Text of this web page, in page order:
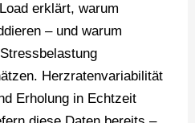
erklärt, warum
– und warum
Herzratenvariabilität
Erholung in Echtzeit